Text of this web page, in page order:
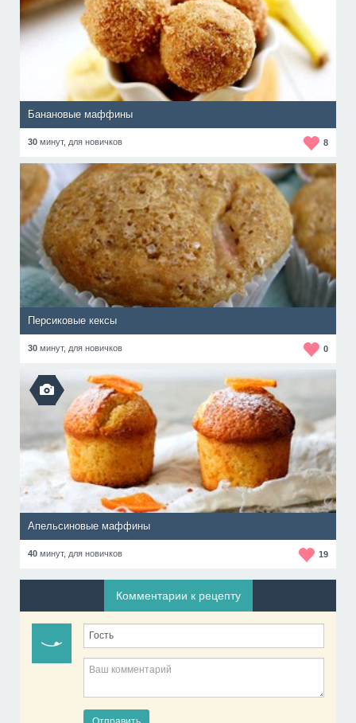
Банановые маффины
30 минут, для новичков 8
Персиковые кексы
30 минут, для новичков 0
Апельсиновые маффины
40 минут, для новичков 19
Комментарии к рецепту